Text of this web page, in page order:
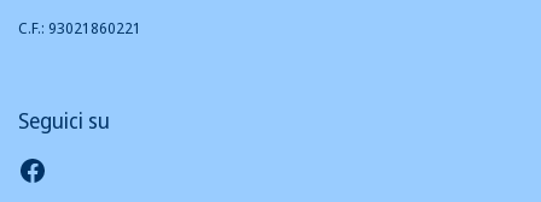
C.F.: 93021860221
Seguici su
Seguici su Facebook